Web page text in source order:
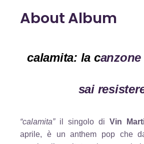
About Album
calamita: la canzone
sai
“calamita”il singolo diVin
aprile, è un anthem pop che